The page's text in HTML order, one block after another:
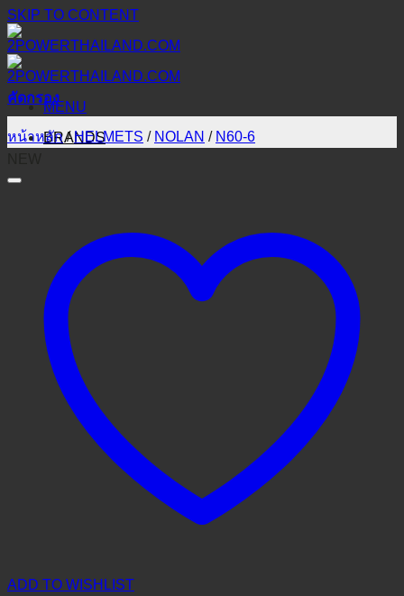
SKIP TO CONTENT
MENU
BRANDS
คัดกรอง
หน้าหลัก / HELMETS / NOLAN / N60-6
ADD TO WISHLIST